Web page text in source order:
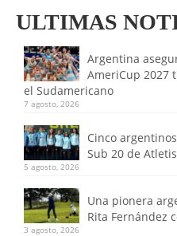
ULTIMAS
Argentina
AmeriCup 2027
el Sudamericano
7 agosto, 2026
Cinco
Sub 20 de
5 agosto, 2026
Una pionera
Rita Fernández
3 agosto, 2026